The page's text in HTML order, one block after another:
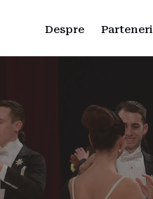
Despre Parteneri